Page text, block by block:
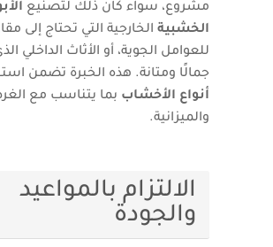
مشروع، سواء كان ذلك لتصنيع
الخشبيةالخارجية التي تحتاج إلى
للعوامل الجوية، أو الأثاث الداخلي
جمالًا ومتانة. هذه الخبرة تضمن
أنواع الأخشاب بما يتناسب مع
والميزانية.
الالتزام بالمواعيد
والجودة